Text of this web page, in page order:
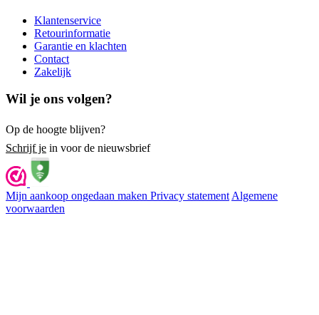
Klantenservice
Retourinformatie
Garantie en klachten
Contact
Zakelijk
Wil je ons volgen?
Op de hoogte blijven?
Schrijf je in voor de nieuwsbrief
Mijn aankoop ongedaan maken Privacy statement Algemene
voorwaarden